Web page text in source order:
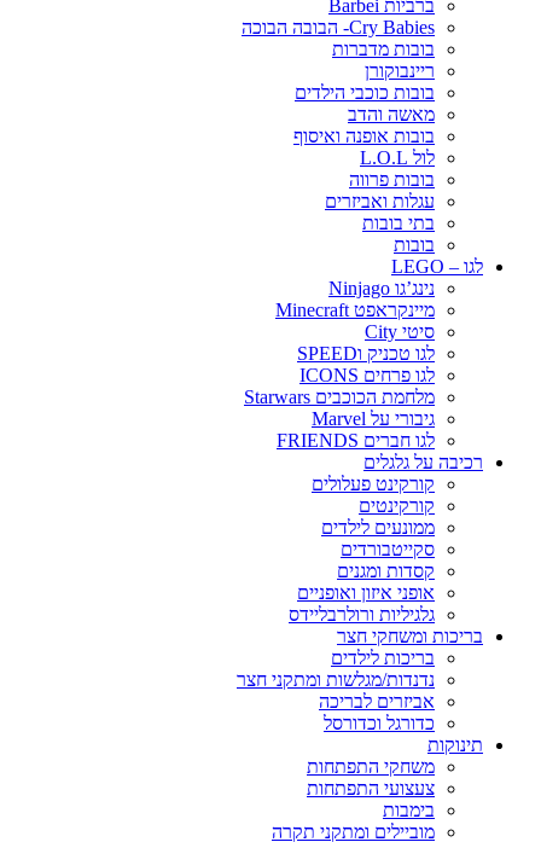
ברביות Barbei
Cry Babies- הבובה הבוכה
בובות מדברות
ריינבוקורן
בובות כוכבי הילדים
מאשה והדב
בובות אופנה ואיסוף
לול L.O.L
בובות פרווה
עגלות ואביזרים
בתי בובות
בובות
לגו – LEGO
נינג’גו Ninjago
מיינקראפט Minecraft
סיטי City
לגו טכניק וSPEED
לגו פרחים ICONS
מלחמת הכוכבים Starwars
גיבורי על Marvel
לגו חברים FRIENDS
רכיבה על גלגלים
קורקינט פעלולים
קורקינטים
ממונעים לילדים
סקייטבורדים
קסדות ומגנים
אופני איזון ואופניים
גלגיליות ורולרבליידס
בריכות ומשחקי חצר
בריכות לילדים
נדנדות/מגלשות ומתקני חצר
אביזרים לבריכה
כדורגל וכדורסל
תינוקות
משחקי התפתחות
צעצועי התפתחות
בימבות
מוביילים ומתקני תקרה